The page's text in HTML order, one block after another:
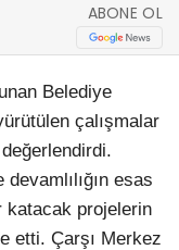
ABONE OL
Belediye
çalışmalar
esas
katacak projelerin
etti. Çarşı Merkez